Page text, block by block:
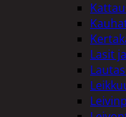
Lasit